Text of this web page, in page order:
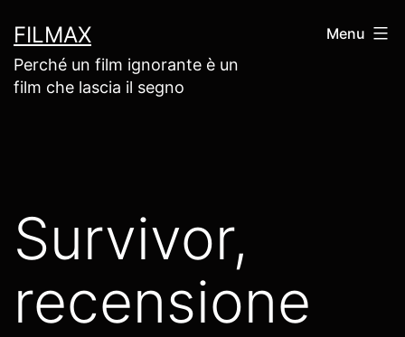
contenuto
FILMAX
Perché un film ignorante è un
film che lascia il segno
Menu
Survivor,
recensione